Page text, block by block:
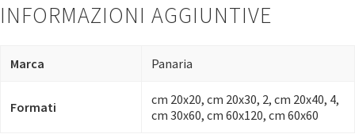
INFORMAZIONI AGGIUNTIVE
Marca Panaria
Formati
cm 20x20, cm 20x30, 2, cm 20x40, 4,
cm 30x60, cm 60x120, cm 60x60